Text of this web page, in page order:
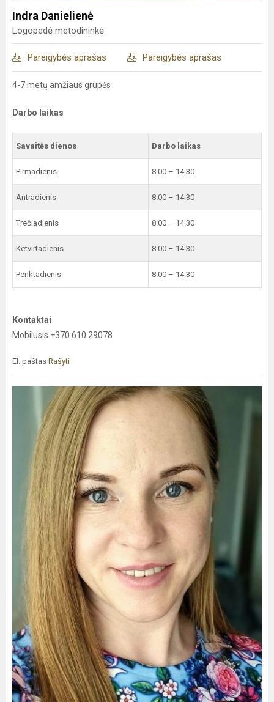
Indra Danielienė
Logopedė metodininkė
Pareigybės aprašas Pareigybės aprašas
4-7 metų amžiaus grupės
Darbo laikas
Savaitės dienos Darbo laikas
Pirmadienis 8.00 – 14.30
Antradienis 8.00 – 14.30
Trečiadienis 8.00 – 14.30
Ketvirtadienis 8.00 – 14.30
Penktadienis 8.00 – 14.30
Kontaktai
Mobilusis +370 610 29078
El. paštas Rašyti